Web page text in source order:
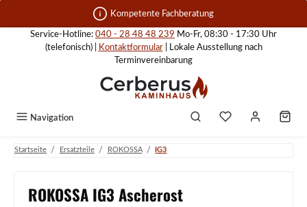
Zum Hauptinhalt springen Kompetente Fachberatung
Service-Hotline: 040 - 28 48 48 239 Mo-Fr, 08:30 - 17:30 Uhr
(telefonisch) |
Kontaktformular| Lokale Ausstellung nach
Terminvereinbarung
Navigation
Startseite / Ersatzteile / ROKOSSA / IG3
ROKOSSA IG3 Ascherost